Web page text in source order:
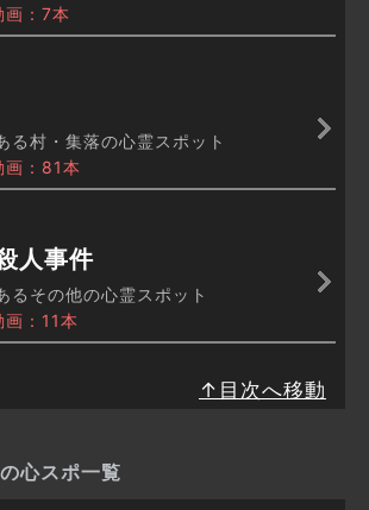
：7本
る村・集落の心霊スポット
：81本
人事件
るその他の心霊スポット
：11本
↑目次へ移動
心スポ一覧